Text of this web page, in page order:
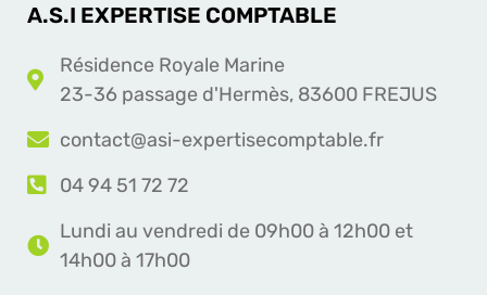
A.S.I EXPERTISE COMPTABLE
Résidence Royale Marine
23-36 passage d'Hermès, 83600 FREJUS
contact@asi-expertisecomptable.fr
04 94 51 72 72
Lundi au vendredi de 09h00 à 12h00 et
14h00 à 17h00